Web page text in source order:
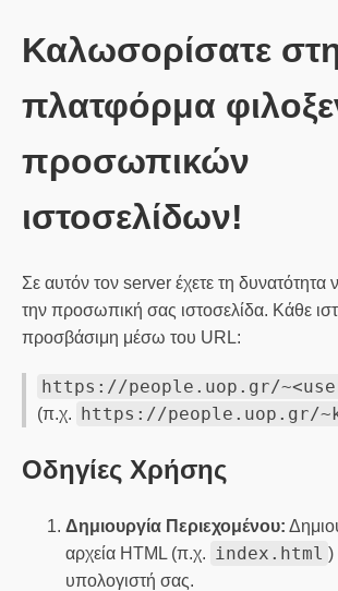
Καλωσορίσατε
πλατφόρμα
προσωπικών
ιστοσελίδων!
Σε αυτόν τον server έχετε τη δυνατότητα
την προσωπική σας ιστοσελίδα. Κάθε
προσβάσιμη μέσω του URL:
https://people.uop.gr/
(π.χ. https://people.uop.gr/
Οδηγίες Χρήσης
Δημιουργία Περιεχομένου:
αρχεία HTML (π.χ.
index.html )
υπολογιστή σας.